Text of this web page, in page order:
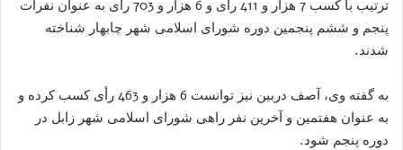
ترتیب با کسب 7 هزار و 411 رأی و 6 هزار و 703 رأی به عنوان نفرات
پنجم و ششم پنجمین دوره شورای اسلامی شهر چابهار شناخته
شدند.
به گفته وی، آصف دربین نیز توانست 6 هزار و 463 رأی کسب کرده و
به عنوان هفتمین و آخرین نفر راهی شورای اسلامی شهر زابل در
دوره پنجم شود.